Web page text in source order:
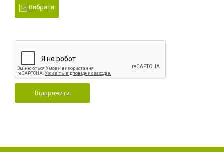
Вибрати
Відправити